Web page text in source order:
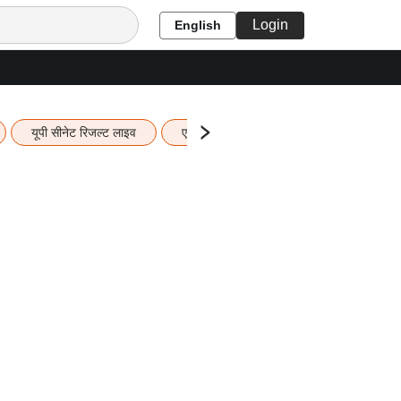
English Login
यूपी सीनेट रिजल्ट लाइव एचबीएसई 12वीं का रिजल्ट लाइव